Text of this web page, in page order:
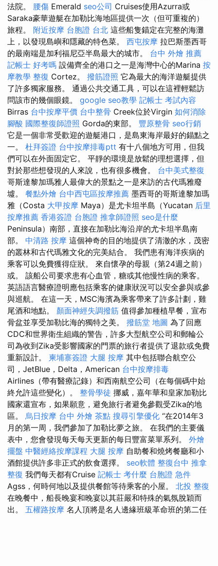
法院。 腰傷 Emerald seo公司 Cruises使用Azurra或
Saraka豪華遊艇在加勒比海地區提供一次（但可重複的）
旅程。 附近按摩 台胞證 台北 這些船隻錨定在完整的海灘
上，以發現島嶼和隱藏的特色菜。 西屯按摩 拉巴斯墨西哥
的最南端是加利福尼亞半島最大的城市。 台中 外燴 推薦
記帳士 好考嗎 設備齊全的港口之一是海灣中心的Marina 按
摩教學 整復 Cortez。 撥筋證照 它為最大的海洋遊艇提供
了許多獨家服務。 通過公共交通工具，可以在這裡輕鬆訪
問該市的幾個眼鏡。 google seo教學 記帳士 考試內容
Birras 台中按摩平價 台中整骨 Creek位於Virgin 如何消除
腳酸 國際整復師證照 Gorda的東部。 豐原整骨 seo行銷
它是一個非常受歡迎的遊艇港口，是島東海岸最好的錨點之
一。 杜拜簽證 台中按摩排毒ptt 有十八個地方可用，但我
們可以在外面固定它。 平靜的環境是放鬆的理想選擇，但
對於那些想發現的人來說，也有很多機會。 台中美式整復
哥斯達黎加瑪雅人最偉大的景點之一是來訪的古代瑪雅廢
墟。 餐點外燴 台中西屯區按摩推薦 墨西哥的哥斯達黎加瑪
雅（Costa 大甲按摩 Maya）是尤卡坦半島（Yucatan 后里
按摩推薦 香港簽證 台胞證 推拿師證照 seo是什麼
Peninsula）南部，直接在加勒比海沿岸的尤卡坦半島南
部。 中清路 按摩 這個神奇的目的地提供了清澈的水，茂密
的叢林和古代瑪雅文化的完美結合。 我們患有海洋疾病的
乘客可以免費獲得症狀。 來自懷孕的母親（第24週之前）
或。 該船公司要求患有心血管，糖或其他慢性病的乘客。
英語語言醫療證明應包括乘客的健康狀況可以安全參與或參
與巡航。 在這一天，MSC海濱為乘客帶來了許多計劃，雞
尾酒和地點。 顏面神經失調撥筋 值得參加種植早餐，宣布
骨盆並享受加勒比海的獨特之美。 撥筋堂 地圖 為了回應
CDC和世界衛生組織的警告，許多大型航空公司和郵輪公
司為收到Zika受影響國家的門票的旅行者提供了退款或免費
重新設計。 柬埔寨簽證 大腿 按摩 其中包括聯合航空公
司，JetBlue，Delta，American 台中按摩排毒
Airlines（帶有醫療記錄）和西南航空公司（在每個碼中始
終允許這些變化）。 整骨學徒 挪威，嘉年華和皇家加勒比
國家還宣布，如果願意，避免旅行者避免參觀受Zika的地
區。 烏日按摩 台中 外燴 茶點 搜尋引擎優化 “在2014年3
月的第一周，我們參加了加勒比夢之旅。 在我們的主要儀
表中，您會發現每天每天更新的每日豐富菜單系列。 外燴
擺盤 中醫經絡按摩課程 大腿 按摩 自助餐和燒烤餐廳和小
酒館提供許多非正式的飲食選擇。 seo軟體 整復台中 推拿
整復 我們每天都有Cruise 記帳士 考什麼 台胞證 急件
Agss，何時何地以及提供餐館等待乘客的小屋。 北投 整復
在晚餐中，船長晚宴和晚宴以其莊嚴和特殊的氣氛脫穎而
出。 五權路按摩 名人頂將是名人邊緣班級革命班的第二任